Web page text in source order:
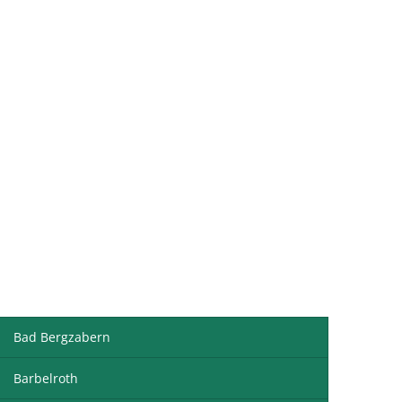
Bad Bergzabern
Barbelroth